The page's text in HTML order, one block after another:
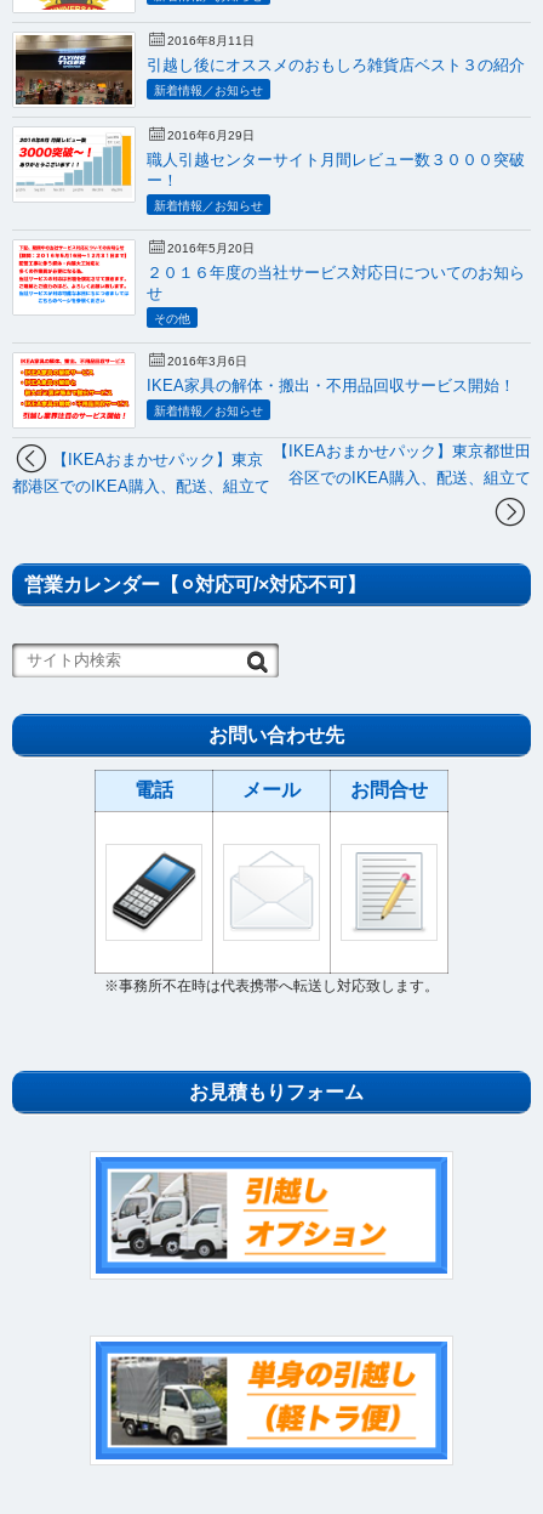
2016年8月11日
引越し後にオススメのおもしろ雑貨店ベスト３の紹介
新着情報／お知らせ
2016年6月29日
職人引越センターサイト月間レビュー数３０００突破
ー！
新着情報／お知らせ
2016年5月20日
２０１６年度の当社サービス対応日についてのお知ら
せ
その他
2016年3月6日
IKEA家具の解体・搬出・不用品回収サービス開始！
新着情報／お知らせ
【IKEAおまかせパック】東京都世田
谷区でのIKEA購入、配送、組立て
【IKEAおまかせパック】東京
都港区でのIKEA購入、配送、組立て
営業カレンダー【⚪︎対応可/×対応不可】
お問い合わせ先
電話 メール お問合せ
※事務所不在時は代表携帯へ転送し対応致します。
お見積もりフォーム